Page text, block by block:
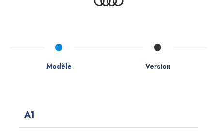
Modèle Version
A1